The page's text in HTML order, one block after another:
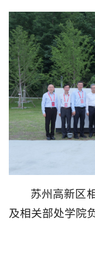
苏州高新区
及相关部处学院